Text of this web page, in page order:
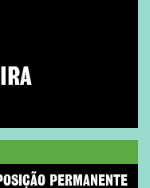
PERMANENTE